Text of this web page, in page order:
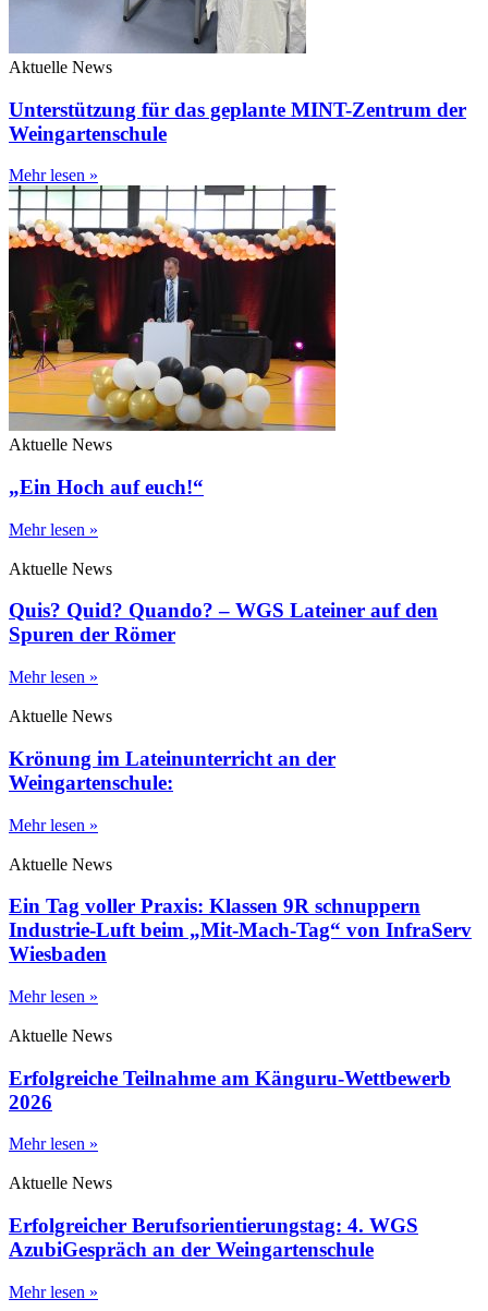
Aktuelle News
Unterstützung für das geplante MINT-Zentrum der
Weingartenschule
Mehr lesen »
Aktuelle News
„Ein Hoch auf euch!“
Mehr lesen »
Aktuelle News
Quis? Quid? Quando? – WGS Lateiner auf den
Spuren der Römer
Mehr lesen »
Aktuelle News
Krönung im Lateinunterricht an der
Weingartenschule:
Mehr lesen »
Aktuelle News
Ein Tag voller Praxis: Klassen 9R schnuppern
Industrie-Luft beim „Mit-Mach-Tag“ von InfraServ
Wiesbaden
Mehr lesen »
Aktuelle News
Erfolgreiche Teilnahme am Känguru-Wettbewerb
2026
Mehr lesen »
Aktuelle News
Erfolgreicher Berufsorientierungstag: 4. WGS
AzubiGespräch an der Weingartenschule
Mehr lesen »